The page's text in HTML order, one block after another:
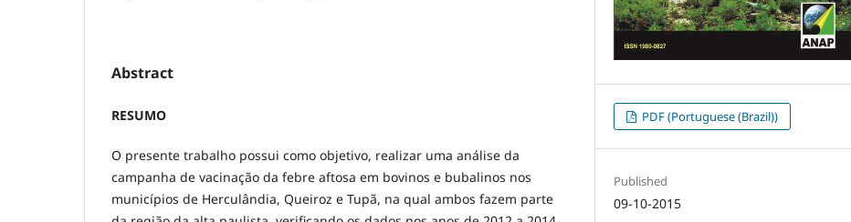
Abstract
RESUMO
O presente trabalho possui como objetivo, realizar uma análise da
campanha de vacinação da febre aftosa em bovinos e bubalinos nos
municípios de Herculândia, Queiroz e Tupã, na qual ambos fazem parte
PDF (Portuguese (Brazil))
Published
09-10-2015